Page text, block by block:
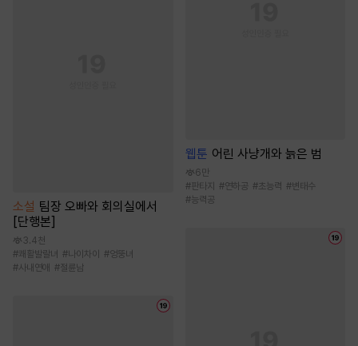
소설 팀장 오빠와 회의실에서
[단행본]
3.4천
#쾌활발랄녀 #나이차이 #엉뚱녀
#사내연애 #절륜남
웹툰 어린 사냥개와 늙은 범
6만
#판타지 #연하공 #초능력 #변태수
#능력공